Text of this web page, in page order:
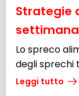
Strategie
Lo spreco
degli sprechi
Leggi tutto